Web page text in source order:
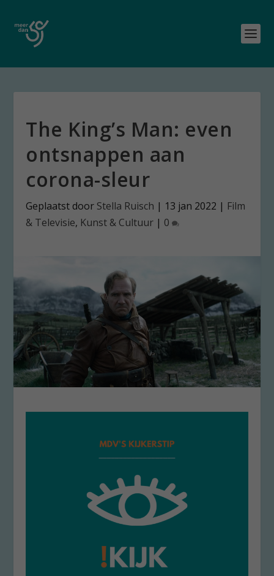
The King’s Man: even
ontsnappen aan
corona-sleur
Geplaatst door Stella Ruisch | 13 jan 2022 | Film
& Televisie, Kunst & Cultuur | 0